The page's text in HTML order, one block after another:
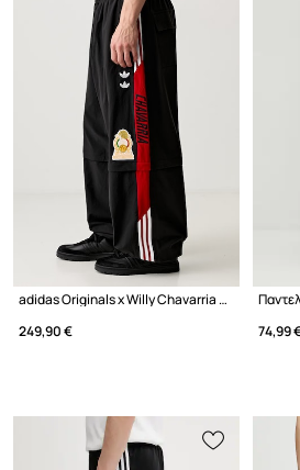
adidas Originals x Willy Chavarria παντελόνι επίσημο ανδρικό
249,90 €
74,99